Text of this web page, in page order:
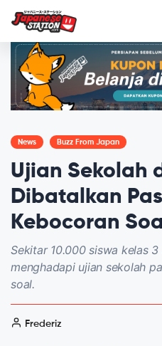
News Buzz From Japan
Ujian Sekolah
Dibatalkan
Kebocoran Soal
Sekitar 10.000 siswa kelas
menghadapi ujian sekolah
soal.
Frederiz